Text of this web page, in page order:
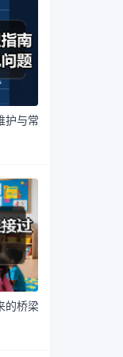
与常见问题解析2026
的桥梁